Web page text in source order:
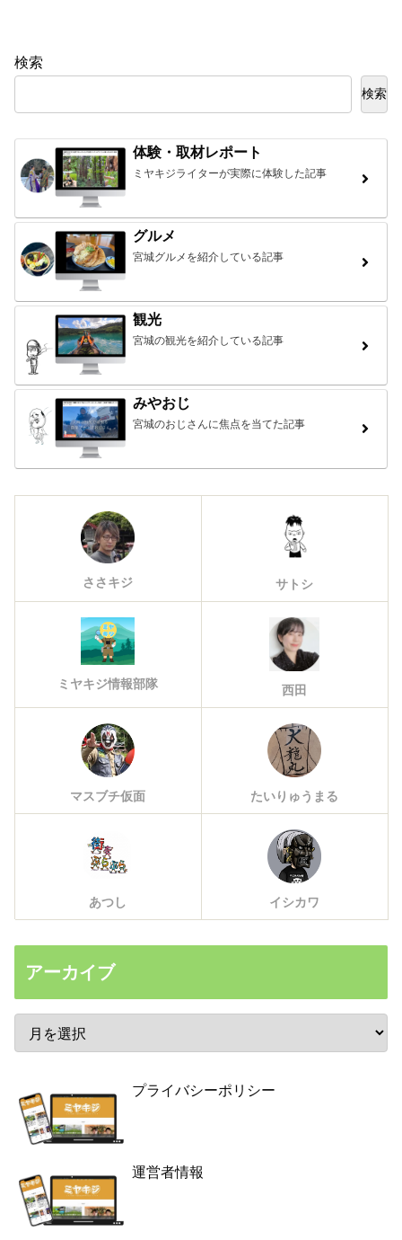
検索
検索
体験・取材レポート
ミヤキジライターが実際に体験した記事
グルメ
宮城グルメを紹介している記事
観光
宮城の観光を紹介している記事
みやおじ
宮城のおじさんに焦点を当てた記事
ささキジ サトシ
ミヤキジ情報部隊 西田
マスブチ仮面 たいりゅうまる
あつし イシカワ
アーカイブ
プライバシーポリシー
運営者情報